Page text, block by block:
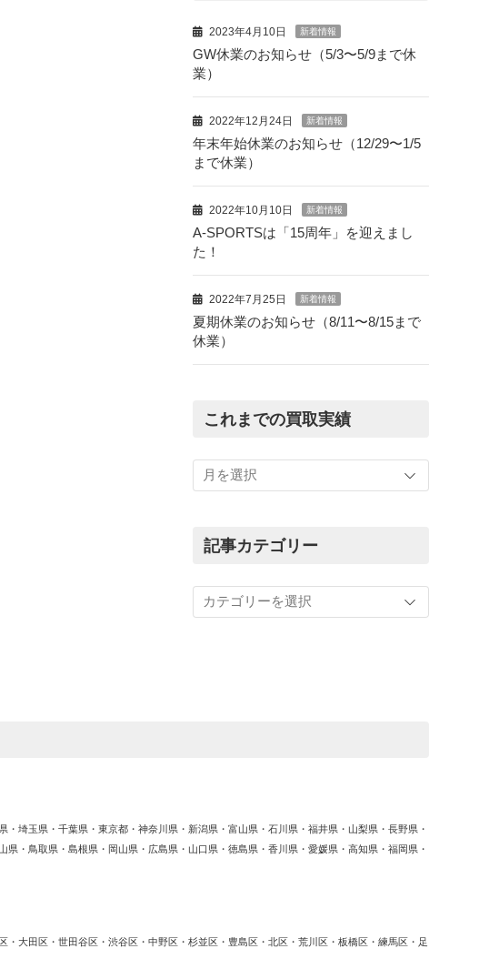
2023年4月10日 新着情報
GW休業のお知らせ（5/3〜5/9まで休
業）
2022年12月24日 新着情報
年末年始休業のお知らせ（12/29〜1/5
まで休業）
2022年10月10日 新着情報
A-SPORTSは「15周年」を迎えまし
た！
2022年7月25日 新着情報
夏期休業のお知らせ（8/11〜8/15まで
休業）
これまでの買取実績
ま
買
績
記事カテゴリー
事
カ
埼玉県・千葉県・東京都・神奈川県・新潟県・富山県・石川県・福井県・山梨県・長野県・
・鳥取県・島根県・岡山県・広島県・山口県・徳島県・香川県・愛媛県・高知県・福岡県・
大田区・世田谷区・渋谷区・中野区・杉並区・豊島区・北区・荒川区・板橋区・練馬区・足